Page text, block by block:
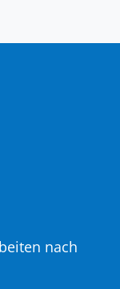
nach